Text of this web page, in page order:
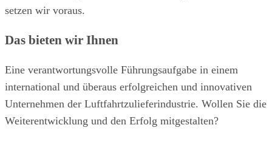
setzen wir voraus.
Das bieten wir Ihnen
Eine verantwortungsvolle Führungsaufgabe in einem
international und überaus erfolgreichen und innovativen
Unternehmen der Luftfahrtzulieferindustrie. Wollen Sie die
Weiterentwicklung und den Erfolg mitgestalten?